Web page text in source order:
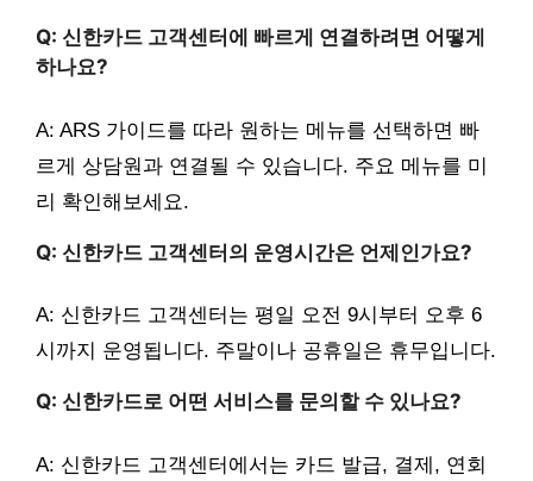
Q: 신한카드 고객센터에 빠르게 연결하려면 어떻게
하나요?
A: ARS 가이드를 따라 원하는 메뉴를 선택하면 빠
르게 상담원과 연결될 수 있습니다. 주요 메뉴를 미
리 확인해보세요.
Q: 신한카드 고객센터의 운영시간은 언제인가요?
A: 신한카드 고객센터는 평일 오전 9시부터 오후 6
시까지 운영됩니다. 주말이나 공휴일은 휴무입니다.
Q: 신한카드로 어떤 서비스를 문의할 수 있나요?
A: 신한카드 고객센터에서는 카드 발급, 결제, 연회